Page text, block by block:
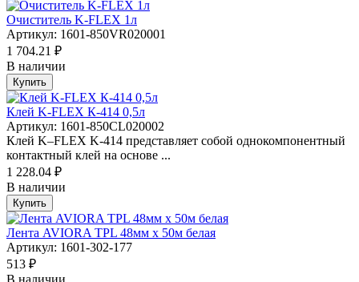
Очиститель K-FLEX 1л
Артикул: 1601-850VR020001
1 704.21 ₽
В наличии
Купить
Клей K-FLEX К-414 0,5л
Артикул: 1601-850CL020002
Клей K–FLEX K-414 представляет собой однокомпонентный
контактный клей на основе ...
1 228.04 ₽
В наличии
Купить
Лента AVIORA TPL 48мм х 50м белая
Артикул: 1601-302-177
513 ₽